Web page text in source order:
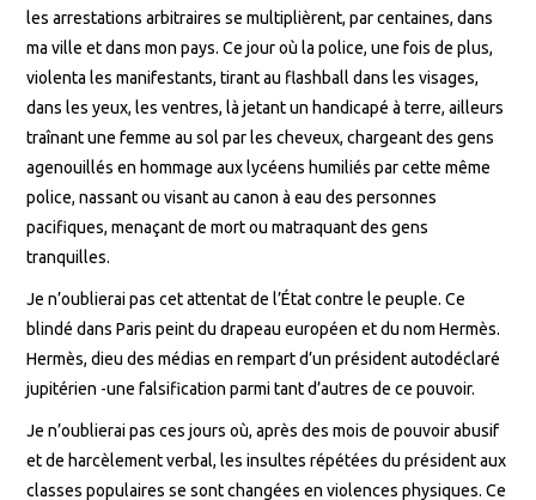
les arrestations arbitraires se multiplièrent, par centaines, dans
ma ville et dans mon pays. Ce jour où la police, une fois de plus,
violenta les manifestants, tirant au flashball dans les visages,
dans les yeux, les ventres, là jetant un handicapé à terre, ailleurs
traînant une femme au sol par les cheveux, chargeant des gens
agenouillés en hommage aux lycéens humiliés par cette même
police, nassant ou visant au canon à eau des personnes
pacifiques, menaçant de mort ou matraquant des gens
tranquilles.
Je n’oublierai pas cet attentat de l’État contre le peuple. Ce
blindé dans Paris peint du drapeau européen et du nom Hermès.
Hermès, dieu des médias en rempart d’un président autodéclaré
jupitérien -une falsification parmi tant d’autres de ce pouvoir.
Je n’oublierai pas ces jours où, après des mois de pouvoir abusif
et de harcèlement verbal, les insultes répétées du président aux
classes populaires se sont changées en violences physiques. Ce